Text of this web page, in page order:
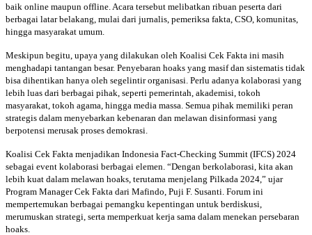
baik online maupun offline. Acara tersebut melibatkan ribuan peserta dari
berbagai latar belakang, mulai dari jurnalis, pemeriksa fakta, CSO, komunitas,
hingga masyarakat umum.
Meskipun begitu, upaya yang dilakukan oleh Koalisi Cek Fakta ini masih
menghadapi tantangan besar. Penyebaran hoaks yang masif dan sistematis tidak
bisa dihentikan hanya oleh segelintir organisasi. Perlu adanya kolaborasi yang
lebih luas dari berbagai pihak, seperti pemerintah, akademisi, tokoh
masyarakat, tokoh agama, hingga media massa. Semua pihak memiliki peran
strategis dalam menyebarkan kebenaran dan melawan disinformasi yang
berpotensi merusak proses demokrasi.
Koalisi Cek Fakta menjadikan Indonesia Fact-Checking Summit (IFCS) 2024
sebagai event kolaborasi berbagai elemen. “Dengan berkolaborasi, kita akan
lebih kuat dalam melawan hoaks, terutama menjelang Pilkada 2024,” ujar
Program Manager Cek Fakta dari Mafindo, Puji F. Susanti. Forum ini
mempertemukan berbagai pemangku kepentingan untuk berdiskusi,
merumuskan strategi, serta memperkuat kerja sama dalam menekan persebaran
hoaks.